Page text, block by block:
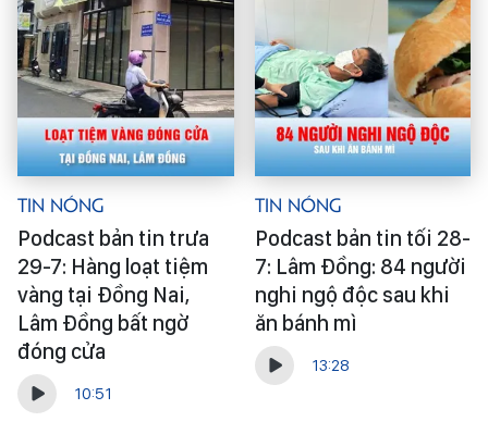
Tin Nóng
Podcast bản tin trưa
29-7: Hàng loạt tiệm
vàng tại Đồng Nai,
Lâm Đồng bất ngờ
đóng cửa
10:51
Tin Nóng
Podcast bản tin tối 28-
7: Lâm Đồng: 84 người
nghi ngộ độc sau khi
ăn bánh mì
13:28